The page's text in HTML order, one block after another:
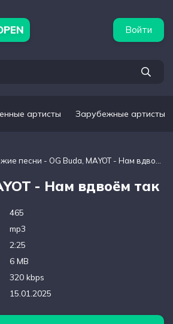
Войти
артисты Зарубежные артисты
песни - OG Buda, MAYOT - Нам вдвоём так
- Нам вдвоём так
465
mp3
2:25
6 MB
320 kbps
15.01.2025
подборки